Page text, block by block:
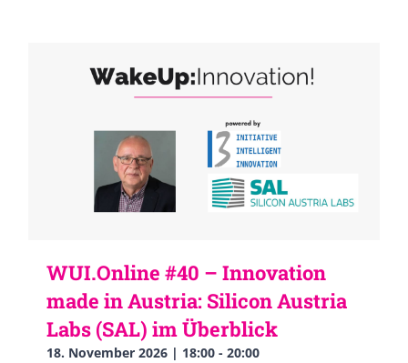
WUI.Online #40 – Innovation
made in Austria: Silicon Austria
Labs (SAL) im Überblick
18. November 2026 | 18:00 - 20:00